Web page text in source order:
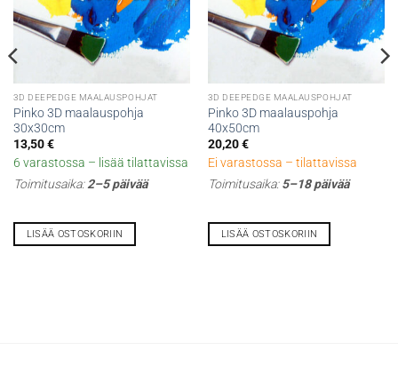
3D DEEPEDGE MAALAUSPOHJAT
Pinko 3D maalauspohja
30x30cm
13,50€
6 varastossa – lisää tilattavissa
Toimitusaika:2–5 päivää
LISÄÄ OSTOSKORIIN
3D DEEPEDGE MAALAUSPOHJAT
Pinko 3D maalauspohja
40x50cm
20,20€
Ei varastossa – tilattavissa
Toimitusaika:5–18 päivää
LISÄÄ OSTOSKORIIN